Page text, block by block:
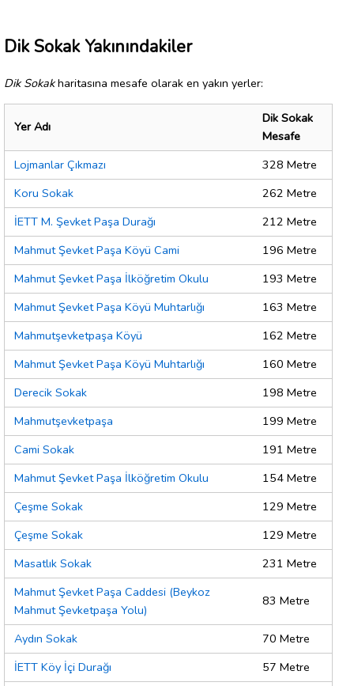
Dik Sokak Yakınındakiler
Dik Sokakharitasına mesafe olarak en yakın yerler:
Yer Adı
Dik Sokak
Mesafe
Lojmanlar Çıkmazı
328 Metre
Koru Sokak
262 Metre
İETT M. Şevket Paşa Durağı
212 Metre
Mahmut Şevket Paşa Köyü Cami
196 Metre
Mahmut Şevket Paşa İlköğretim Okulu
193 Metre
Mahmut Şevket Paşa Köyü Muhtarlığı
163 Metre
Mahmutşevketpaşa Köyü
162 Metre
Mahmut Şevket Paşa Köyü Muhtarlığı
160 Metre
Derecik Sokak
198 Metre
Mahmutşevketpaşa
199 Metre
Cami Sokak
191 Metre
Mahmut Şevket Paşa İlköğretim Okulu
154 Metre
Çeşme Sokak
129 Metre
Çeşme Sokak
129 Metre
Masatlık Sokak
231 Metre
Mahmut Şevket Paşa Caddesi (Beykoz
Mahmut Şevketpaşa Yolu)
83 Metre
Aydın Sokak
70 Metre
İETT Köy İçi Durağı
57 Metre